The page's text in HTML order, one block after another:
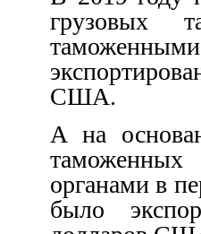
грузовых
США.
А на
таможенных
органами в
было